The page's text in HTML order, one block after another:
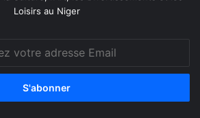
Loisirs au Niger